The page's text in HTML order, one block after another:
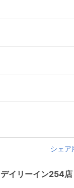
シェア
イリーイン254店